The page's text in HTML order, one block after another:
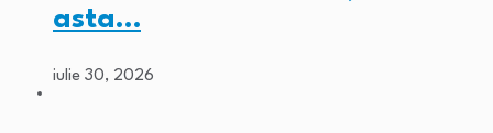
asta…
iulie 30, 2026